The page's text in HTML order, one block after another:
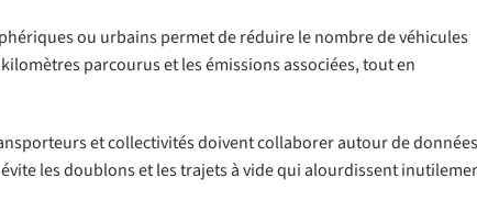
ou urbains permet de réduire le nombre de véhicules
parcourus et les émissions associées, tout en
et collectivités doivent collaborer autour de données
les doublons et les trajets à vide qui alourdissent